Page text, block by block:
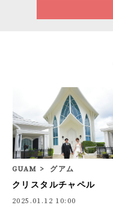
GUAM グアム
クリスタルチャペル
2025.01.12 10:00